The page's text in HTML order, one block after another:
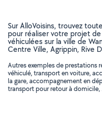
Sur AlloVoisins, trouvez
pour réaliser votre projet
véhiculées sur la ville de
Centre Ville, Agrippin, Rive
Autres exemples de prestations
véhiculé, transport en voiture,
la gare, accompagnement en
transport pour retour à domicile,